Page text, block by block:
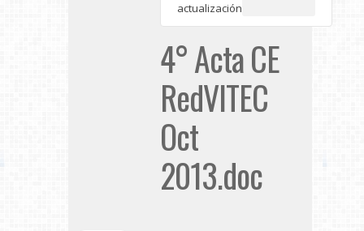
actualización
4° Acta CE
RedVITEC
Oct
2013.doc